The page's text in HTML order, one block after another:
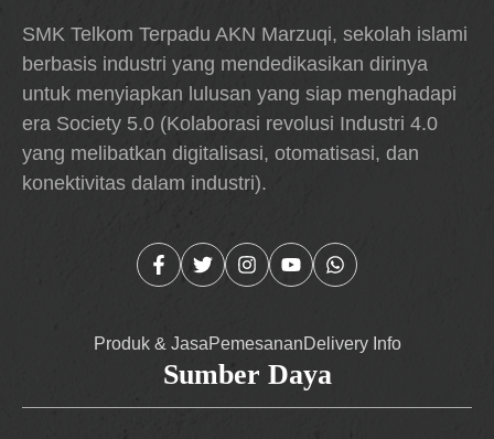
SMK Telkom Terpadu AKN Marzuqi, sekolah islami
berbasis industri yang mendedikasikan dirinya
untuk menyiapkan lulusan yang siap menghadapi
era Society 5.0 (Kolaborasi revolusi Industri 4.0
yang melibatkan digitalisasi, otomatisasi, dan
konektivitas dalam industri).
Produk & JasaPemesananDelivery Info
Sumber Daya